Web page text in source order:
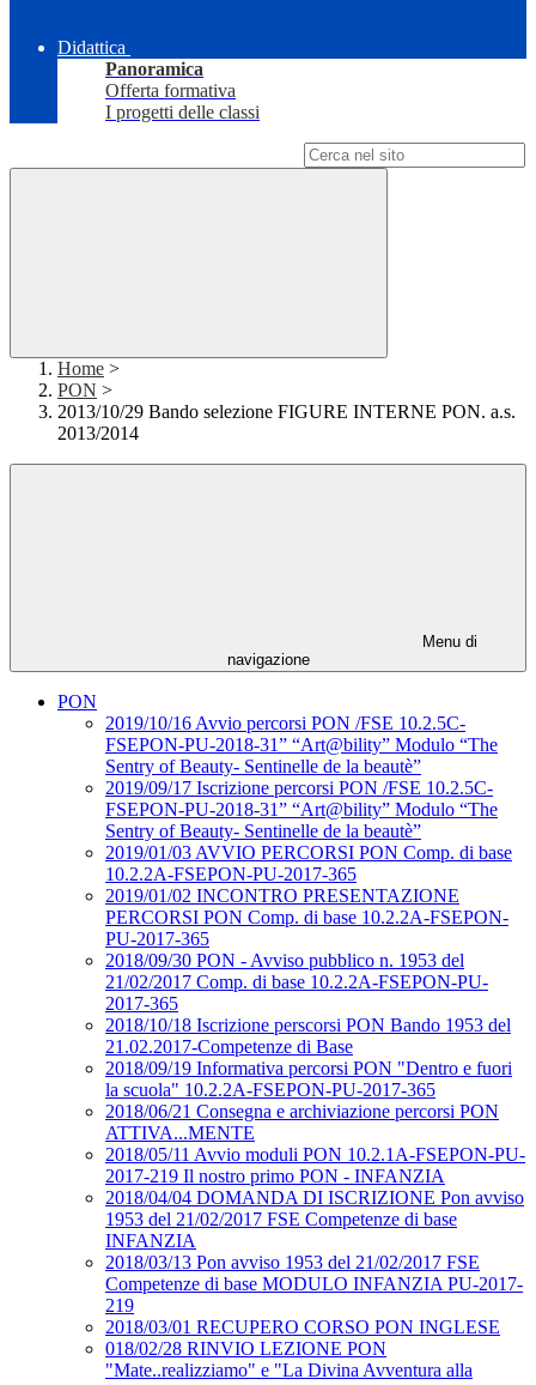
Didattica
Panoramica
Offerta formativa
I progetti delle classi
Home >
PON >
2013/10/29 Bando selezione FIGURE INTERNE PON. a.s.
2013/2014
Menu di
navigazione
PON
2019/10/16 Avvio percorsi PON /FSE 10.2.5C-
FSEPON-PU-2018-31” “Art@bility” Modulo “The
Sentry of Beauty- Sentinelle de la beautè”
2019/09/17 Iscrizione percorsi PON /FSE 10.2.5C-
FSEPON-PU-2018-31” “Art@bility” Modulo “The
Sentry of Beauty- Sentinelle de la beautè”
2019/01/03 AVVIO PERCORSI PON Comp. di base
10.2.2A-FSEPON-PU-2017-365
2019/01/02 INCONTRO PRESENTAZIONE
PERCORSI PON Comp. di base 10.2.2A-FSEPON-
PU-2017-365
2018/09/30 PON - Avviso pubblico n. 1953 del
21/02/2017 Comp. di base 10.2.2A-FSEPON-PU-
2017-365
2018/10/18 Iscrizione perscorsi PON Bando 1953 del
21.02.2017-Competenze di Base
2018/09/19 Informativa percorsi PON "Dentro e fuori
la scuola" 10.2.2A-FSEPON-PU-2017-365
2018/06/21 Consegna e archiviazione percorsi PON
ATTIVA...MENTE
2018/05/11 Avvio moduli PON 10.2.1A-FSEPON-PU-
2017-219 Il nostro primo PON - INFANZIA
2018/04/04 DOMANDA DI ISCRIZIONE Pon avviso
1953 del 21/02/2017 FSE Competenze di base
INFANZIA
2018/03/13 Pon avviso 1953 del 21/02/2017 FSE
Competenze di base MODULO INFANZIA PU-2017-
219
2018/03/01 RECUPERO CORSO PON INGLESE
018/02/28 RINVIO LEZIONE PON
"Mate..realizziamo" e "La Divina Avventura alla